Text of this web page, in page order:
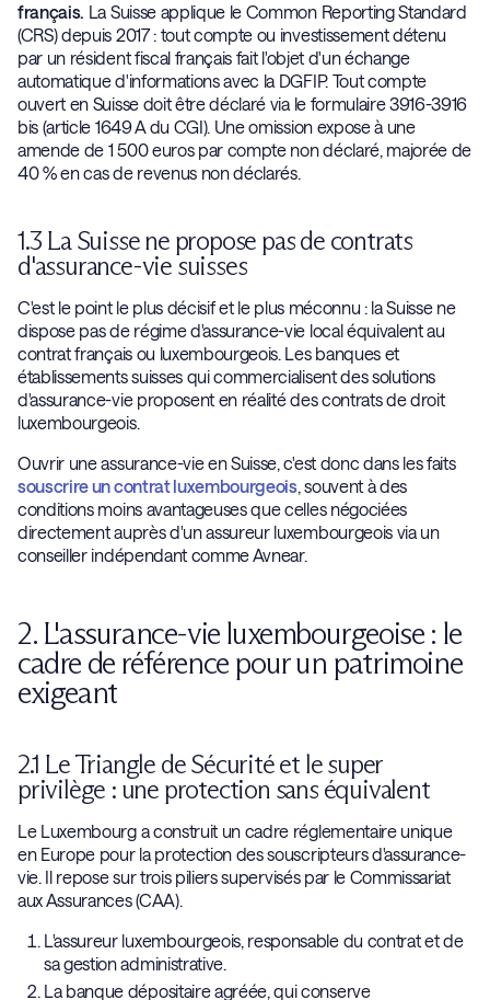
français. La Suisse applique le Common Reporting Standard
(CRS) depuis 2017 : tout compte ou investissement détenu
par un résident fiscal français fait l'objet d'un échange
automatique d'informations avec la DGFIP. Tout compte
ouvert en Suisse doit être déclaré via le formulaire 3916-3916
bis (article 1649 A du CGI). Une omission expose à une
amende de 1 500 euros par compte non déclaré, majorée de
40 % en cas de revenus non déclarés.
1.3 La Suisse ne propose pas de contrats
d'assurance-vie suisses
C'est le point le plus décisif et le plus méconnu : la Suisse ne
dispose pas de régime d'assurance-vie local équivalent au
contrat français ou luxembourgeois. Les banques et
établissements suisses qui commercialisent des solutions
d'assurance-vie proposent en réalité des contrats de droit
luxembourgeois.
Ouvrir une assurance-vie en Suisse, c'est donc dans les faits
souscrire un contrat luxembourgeois, souvent à des
conditions moins avantageuses que celles négociées
directement auprès d'un assureur luxembourgeois via un
conseiller indépendant comme Avnear.
2. L'assurance-vie luxembourgeoise : le
cadre de référence pour un patrimoine
exigeant
2.1 Le Triangle de Sécurité et le super
privilège : une protection sans équivalent
Le Luxembourg a construit un cadre réglementaire unique
en Europe pour la protection des souscripteurs d'assurance-
vie. Il repose sur trois piliers supervisés par le Commissariat
aux Assurances (CAA).
L'assureur luxembourgeois, responsable du contrat et de
sa gestion administrative.
La banque dépositaire agréée, qui conserve